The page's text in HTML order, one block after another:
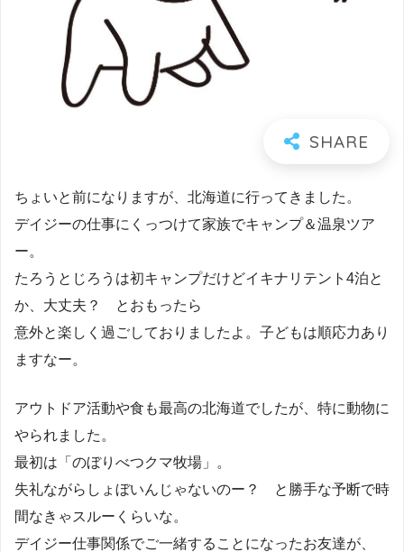
ちょいと前になりますが、北海道に行ってきました。
デイジーの仕事にくっつけて家族でキャンプ＆温泉ツア
ー。
たろうとじろうは初キャンプだけどイキナリテント4泊と
か、大丈夫？ とおもったら
意外と楽しく過ごしておりましたよ。子どもは順応力あり
ますなー。
アウトドア活動や食も最高の北海道でしたが、特に動物に
やられました。
最初は「のぼりべつクマ牧場」。
失礼ながらしょぼいんじゃないのー？ と勝手な予断で時
間なきゃスルーくらいな。
デイジー仕事関係でご一緒することになったお友達が、